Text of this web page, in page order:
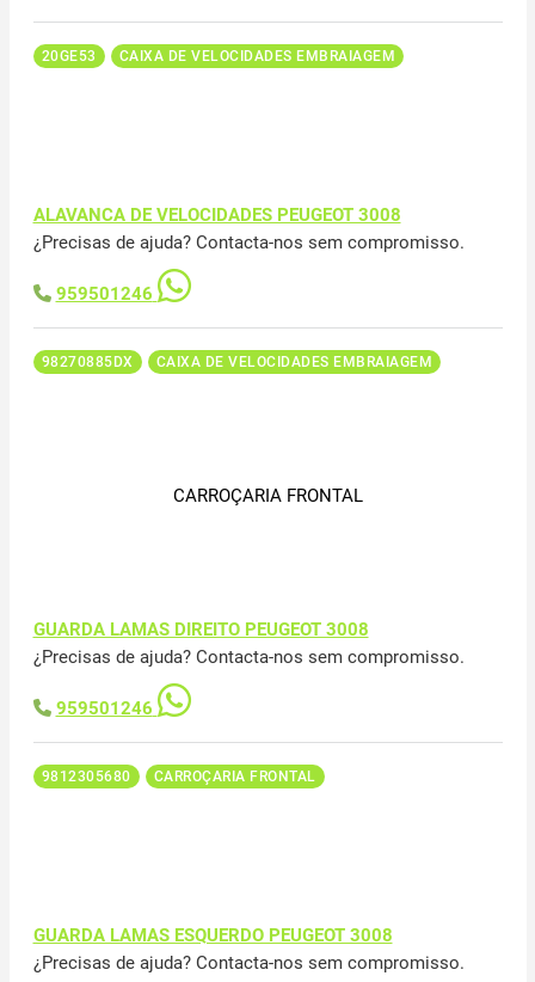
20GE53 CAIXA DE VELOCIDADES EMBRAIAGEM
ALAVANCA DE VELOCIDADES PEUGEOT 3008
¿Precisas de ajuda? Contacta-nos sem compromisso.
959501246
98270885DX CAIXA DE VELOCIDADES EMBRAIAGEM
CARROÇARIA FRONTAL
GUARDA LAMAS DIREITO PEUGEOT 3008
¿Precisas de ajuda? Contacta-nos sem compromisso.
959501246
9812305680 CARROÇARIA FRONTAL
GUARDA LAMAS ESQUERDO PEUGEOT 3008
¿Precisas de ajuda? Contacta-nos sem compromisso.